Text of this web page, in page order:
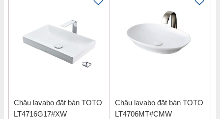
Chậu lavabo đặt bàn TOTO
LT4716G17#XW
Chậu lavabo đặt bàn TOTO
LT4706MT#CMW